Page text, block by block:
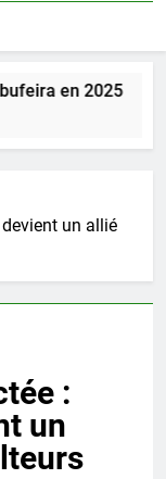
en 2025
devient un allié
:
un